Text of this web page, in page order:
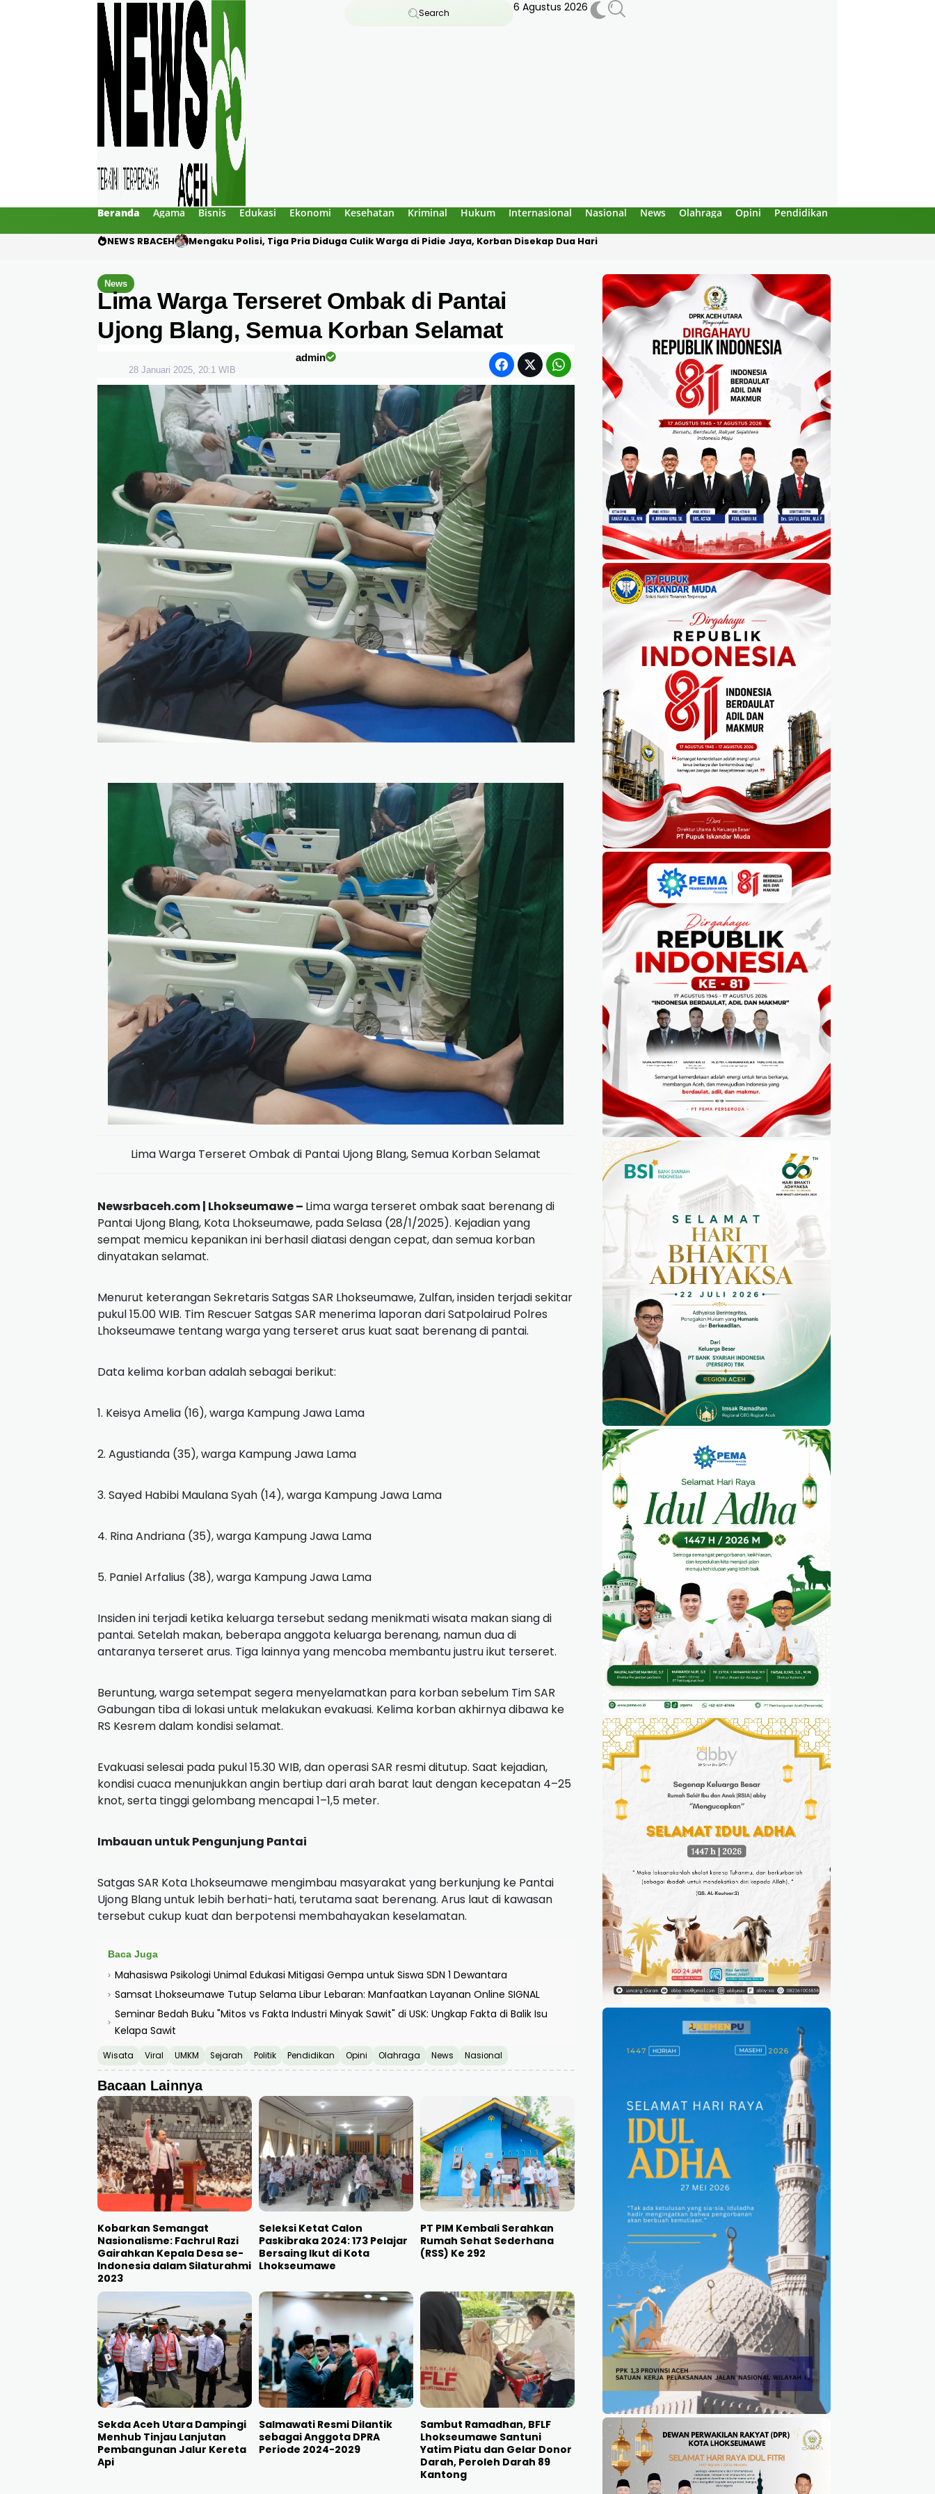
Search 6 Agustus 2026
Beranda Agama Bisnis Edukasi Ekonomi Kesehatan Kriminal Hukum Internasional Nasional News Olahraga Opini Pendidikan
NEWS RBACEH Utang Rp124 Juta Berujung Dugaan Penculikan, Korban Diborgol Hendak Dibawa ke Medan
News
Lima Warga Terseret Ombak di Pantai
Ujong Blang, Semua Korban Selamat
admin
28 Januari 2025, 20:1 WIB
Lima Warga Terseret Ombak di Pantai Ujong Blang, Semua Korban Selamat
Newsrbaceh.com | Lhokseumawe – Lima warga terseret ombak saat berenang di
Pantai Ujong Blang, Kota Lhokseumawe, pada Selasa (28/1/2025). Kejadian yang
sempat memicu kepanikan ini berhasil diatasi dengan cepat, dan semua korban
dinyatakan selamat.
Menurut keterangan Sekretaris Satgas SAR Lhokseumawe, Zulfan, insiden terjadi sekitar
pukul 15.00 WIB. Tim Rescuer Satgas SAR menerima laporan dari Satpolairud Polres
Lhokseumawe tentang warga yang terseret arus kuat saat berenang di pantai.
Data kelima korban adalah sebagai berikut:
1. Keisya Amelia (16), warga Kampung Jawa Lama
2. Agustianda (35), warga Kampung Jawa Lama
3. Sayed Habibi Maulana Syah (14), warga Kampung Jawa Lama
4. Rina Andriana (35), warga Kampung Jawa Lama
5. Paniel Arfalius (38), warga Kampung Jawa Lama
Insiden ini terjadi ketika keluarga tersebut sedang menikmati wisata makan siang di
pantai. Setelah makan, beberapa anggota keluarga berenang, namun dua di
antaranya terseret arus. Tiga lainnya yang mencoba membantu justru ikut terseret.
Beruntung, warga setempat segera menyelamatkan para korban sebelum Tim SAR
Gabungan tiba di lokasi untuk melakukan evakuasi. Kelima korban akhirnya dibawa ke
RS Kesrem dalam kondisi selamat.
Evakuasi selesai pada pukul 15.30 WIB, dan operasi SAR resmi ditutup. Saat kejadian,
kondisi cuaca menunjukkan angin bertiup dari arah barat laut dengan kecepatan 4–25
knot, serta tinggi gelombang mencapai 1–1,5 meter.
Imbauan untuk Pengunjung Pantai
Satgas SAR Kota Lhokseumawe mengimbau masyarakat yang berkunjung ke Pantai
Ujong Blang untuk lebih berhati-hati, terutama saat berenang. Arus laut di kawasan
tersebut cukup kuat dan berpotensi membahayakan keselamatan.
Baca Juga
› Mahasiswa Psikologi Unimal Edukasi Mitigasi Gempa untuk Siswa SDN 1 Dewantara
› Samsat Lhokseumawe Tutup Selama Libur Lebaran: Manfaatkan Layanan Online SIGNAL
›
Seminar Bedah Buku "Mitos vs Fakta Industri Minyak Sawit" di USK: Ungkap Fakta di Balik Isu
Kelapa Sawit
Wisata Viral UMKM Sejarah Politik Pendidikan Opini Olahraga News Nasional
Bacaan Lainnya
Kobarkan Semangat
Nasionalisme: Fachrul Razi
Gairahkan Kepala Desa se-
Indonesia dalam Silaturahmi
2023
Seleksi Ketat Calon
Paskibraka 2024: 173 Pelajar
Bersaing Ikut di Kota
Lhokseumawe
PT PIM Kembali Serahkan
Rumah Sehat Sederhana
(RSS) Ke 292
Sekda Aceh Utara Dampingi
Menhub Tinjau Lanjutan
Pembangunan Jalur Kereta
Api
Salmawati Resmi Dilantik
sebagai Anggota DPRA
Periode 2024-2029
Sambut Ramadhan, BFLF
Lhokseumawe Santuni
Yatim Piatu dan Gelar Donor
Darah, Peroleh Darah 89
Kantong